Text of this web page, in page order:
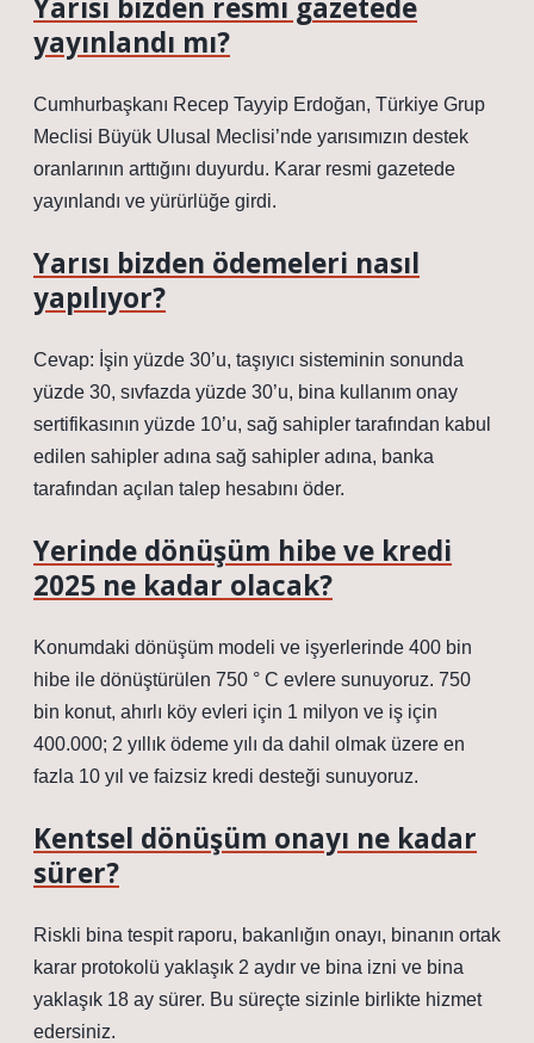
Yarısı bizden resmi gazetede
yayınlandı mı?
Cumhurbaşkanı Recep Tayyip Erdoğan, Türkiye Grup
Meclisi Büyük Ulusal Meclisi’nde yarısımızın destek
oranlarının arttığını duyurdu. Karar resmi gazetede
yayınlandı ve yürürlüğe girdi.
Yarısı bizden ödemeleri nasıl
yapılıyor?
Cevap: İşin yüzde 30’u, taşıyıcı sisteminin sonunda
yüzde 30, sıvfazda yüzde 30’u, bina kullanım onay
sertifikasının yüzde 10’u, sağ sahipler tarafından kabul
edilen sahipler adına sağ sahipler adına, banka
tarafından açılan talep hesabını öder.
Yerinde dönüşüm hibe ve kredi
2025 ne kadar olacak?
Konumdaki dönüşüm modeli ve işyerlerinde 400 bin
hibe ile dönüştürülen 750 ° C evlere sunuyoruz. 750
bin konut, ahırlı köy evleri için 1 milyon ve iş için
400.000; 2 yıllık ödeme yılı da dahil olmak üzere en
fazla 10 yıl ve faizsiz kredi desteği sunuyoruz.
Kentsel dönüşüm onayı ne kadar
sürer?
Riskli bina tespit raporu, bakanlığın onayı, binanın ortak
karar protokolü yaklaşık 2 aydır ve bina izni ve bina
yaklaşık 18 ay sürer. Bu süreçte sizinle birlikte hizmet
edersiniz.